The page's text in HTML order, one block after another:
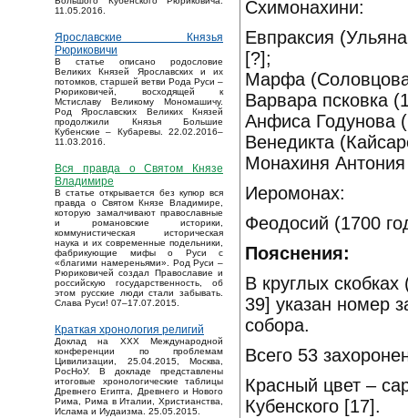
11.05.2016.
Ярославские Князья
Рюриковичи
В статье описано родословие
Великих Князей Ярославских и их
потомков, старшей ветви Рода Руси –
Рюриковичей, восходящей к
Мстиславу Великому Мономашичу.
Род Ярославских Великих Князей
продолжили Князья Большие
Кубенские – Кубаревы. 22.02.2016–
11.03.2016.
Вся правда о Святом Князе
Владимире
В статье открывается без купюр вся
правда о Святом Князе Владимире,
которую замалчивают православные
и романовские историки,
коммунистическая историческая
наука и их современные подельники,
фабрикующие мифы о Руси с
«благими намереньями». Род Руси –
Рюриковичей создал Православие и
российскую государственность, об
этом русские люди стали забывать.
Слава Руси! 07–17.07.2015.
Краткая хронология религий
Доклад на XXX Международной
конференции по проблемам
Цивилизации, 25.04.2015, Москва,
РосНоУ. В докладе представлены
итоговые хронологические таблицы
Древнего Египта, Древнего и Нового
Рима, Рима в Италии, Христианства,
Ислама и Иудаизма. 25.05.2015.
Схимонахини:
Евпраксия
[?];
Марфа
Варвара псковка
Анфиса Годунова
Венедикта
Монахиня
Иеромонах:
Феодосий (1700
Пояснения:
В круглых
39] указан номер
собора.
Всего 53
Красный цвет –
Кубенского [17].